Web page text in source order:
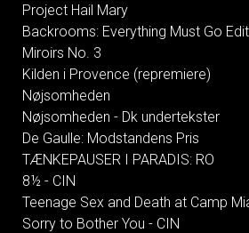
Project Hail Mary
Backrooms: Everything Must Go
Miroirs No. 3
Kilden i Provence (repremiere)
Nøjsomheden
Nøjsomheden - Dk undertekster
De Gaulle: Modstandens Pris
TÆNKEPAUSER I PARADIS: RO
8½ - CIN
Teenage Sex and Death at Camp
Sorry to Bother You - CIN